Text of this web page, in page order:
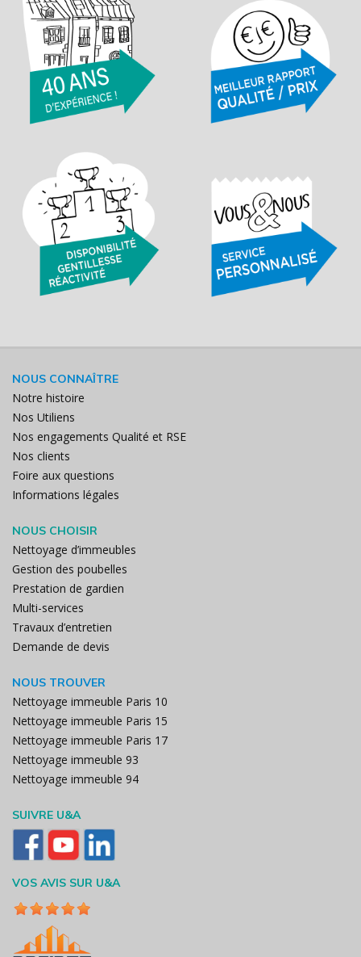
NOUS CONNAÎTRE
Notre histoire
Nos Utiliens
Nos engagements Qualité et RSE
Nos clients
Foire aux questions
Informations légales
NOUS CHOISIR
Nettoyage d’immeubles
Gestion des poubelles
Prestation de gardien
Multi-services
Travaux d’entretien
Demande de devis
NOUS TROUVER
Nettoyage immeuble Paris 10
Nettoyage immeuble Paris 15
Nettoyage immeuble Paris 17
Nettoyage immeuble 93
Nettoyage immeuble 94
SUIVRE U&A
VOS AVIS SUR U&A